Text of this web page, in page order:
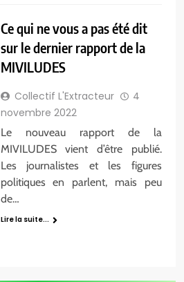
Ce qui ne vous a pas été dit
sur le dernier rapport de la
MIVILUDES
Collectif L'Extracteur
4
novembre 2022
Le nouveau rapport de la
MIVILUDES vient d’être publié.
Les journalistes et les figures
politiques en parlent, mais peu
de…
Lire la suite...